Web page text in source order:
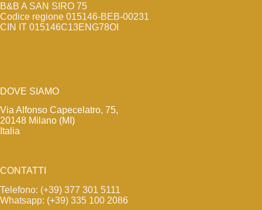
B&B A SAN SIRO 75
Codice regione 015146-BEB-00231
CIN IT 015146C13ENG78OI
DOVE SIAMO
Via Alfonso Capecelatro, 75,
20148 Milano (MI)
Italia
CONTATTI
Telefono: (+39) 377 301 5111
Whatsapp: (+39) 335 100 2086